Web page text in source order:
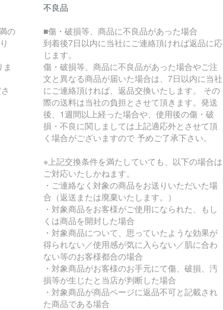
の
不良品
■傷・破損等、商品に不良品があった場合
到着後7日以内に当社にご連絡頂ければ返品に応
じます。
傷・破損等、商品に不良品があった場合やご注
文と異なる商品が届いた場合は、7日以内に当社
にご連絡頂ければ、返品交換いたします。 その
際の送料は当社の負担とさせて頂きます。発送
後、1週間以上経った場合や、使用後の傷・破
損・不良に関しましては上記適応外とさせて頂
く場合がございますので 予めご了承下さい。
※上記交換条件を満たしていても、以下の場合は
ご対応いたしかねます。
・ご連絡なく対象の商品をお送りいただいた場
合（返送または廃棄いたします。）
・対象商品をお客様がご使用になられた、もし
くは商品を開封した場合
・対象商品について、思っていたような効果が
得られない／使用感が気に入らない／肌に合わ
ない等のお客様都合の場合
・対象商品がお客様のお手元にて傷、破損、汚
損等が生じたと当店が判断した場合
・対象商品が商品ページに返品不可と記載され
た商品である場合